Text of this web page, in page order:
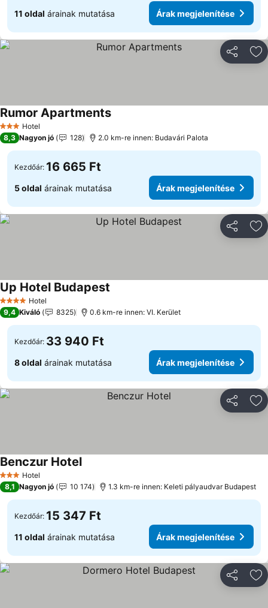
11 oldal árainak mutatása Árak megjelenítése
3 Kategória
Hotel
Rumor Apartments
8,3 Nagyon jó 128 2.0 km-re innen: Budavári Palota
Kezdőár: 16 665 Ft
5 oldal árainak mutatása Árak megjelenítése
4 KategóriaHotel
Up Hotel Budapest
9,4 Kiváló 8325 0.6 km-re innen: VI. Kerület
Kezdőár: 33 940 Ft
8 oldal árainak mutatása Árak megjelenítése
3 Kategória
Hotel
Benczur Hotel
8,1 Nagyon jó 10 174 1.3 km-re innen: Keleti pályaudvar Budapest
Kezdőár: 15 347 Ft
11 oldal árainak mutatása Árak megjelenítése